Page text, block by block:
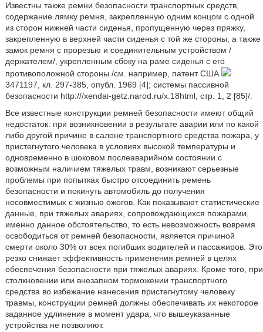
Известны также ремни безопасности транспортных средств,
содержание лямку ремня, закрепленную одним концом с одной
из сторон нижней части сиденья, пропущенную через пряжку,
закрепленную в верхней части сиденья с той же стороны, а также
замок ремня с прорезью и соединительным устройством /
держателем/, укрепленным сбоку на раме сиденья с его
противоположной стороны /см. например, патент США
3471197, кл. 297-385, опубл. 1969 [4]; системы пассивной
безопасности http:///xendai-getz.narod.ru/x.18html, стр. 1, 2 [85]/.
Все известные конструкции ремней безопасности имеют общий
недостаток: при возникновении в результате аварии или по какой
либо другой причине в салоне транспортного средства пожара, у
пристегнутого человека в условиях высокой температуры и
одновременно в шоковом послеаварийном состоянии с
возможным наличием тяжелых травм, возникают серьезные
проблемы при попытках быстро отсоединить ремень
безопасности и покинуть автомобиль до получения
несовместимых с жизнью ожогов. Как показывают статистические
данные, при тяжелых авариях, сопровождающихся пожарами,
именно данное обстоятельство, то есть невозможность вовремя
освободиться от ремней безопасности, является причиной
смерти около 30% от всех погибших водителей и пассажиров. Это
резко снижает эффективность применения ремней в целях
обеспечения безопасности при тяжелых авариях. Кроме того, при
столкновении или внезапном торможении транспортного
средства во избежание нанесения пристегнутому человеку
травмы, конструкции ремней должны обеспечивать их некоторое
заданное удлинение в момент удара, что вышеуказанные
устройства не позволяют.